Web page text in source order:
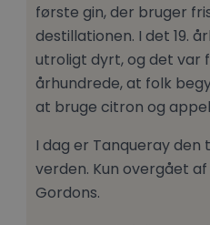
første gin, der bruger
destillationen. I det 19.
utroligt dyrt, og det var
århundrede, at folk
at bruge citron og
I dag er Tanqueray den
verden. Kun overgået
Gordons.